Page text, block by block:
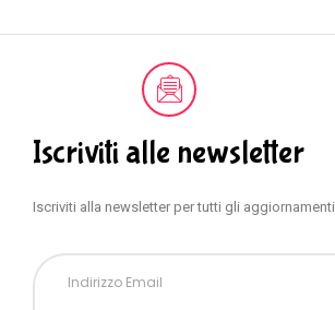
Iscriviti alle newsletter
Iscriviti alla newsletter per tutti gli aggiornamenti